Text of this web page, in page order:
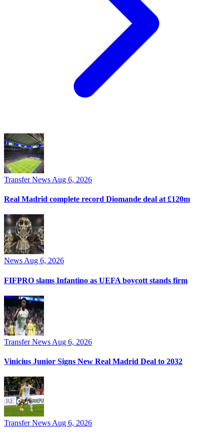
Transfer News Aug 6, 2026
Real Madrid complete record Diomande deal at £120m
News Aug 6, 2026
FIFPRO slams Infantino as UEFA boycott stands firm
Transfer News Aug 6, 2026
Vinicius Junior Signs New Real Madrid Deal to 2032
Transfer News Aug 6, 2026